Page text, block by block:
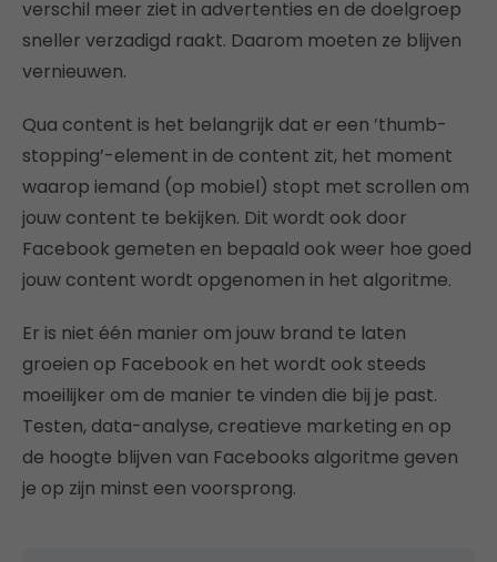
verschil meer ziet in advertenties en de doelgroep
sneller verzadigd raakt. Daarom moeten ze blijven
vernieuwen.
Qua content is het belangrijk dat er een ’thumb-
stopping’-element in de content zit, het moment
waarop iemand (op mobiel) stopt met scrollen om
jouw content te bekijken. Dit wordt ook door
Facebook gemeten en bepaald ook weer hoe goed
jouw content wordt opgenomen in het algoritme.
Er is niet één manier om jouw brand te laten
groeien op Facebook en het wordt ook steeds
moeilijker om de manier te vinden die bij je past.
Testen, data-analyse, creatieve marketing en op
de hoogte blijven van Facebooks algoritme geven
je op zijn minst een voorsprong.